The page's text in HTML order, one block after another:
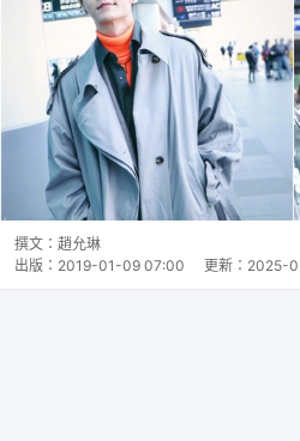
撰文： 趙允琳
出版： 2019-01-09 07:00 更新： 2025-